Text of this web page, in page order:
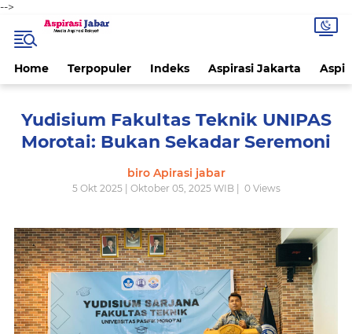
-->
Home Terpopuler Indeks Aspirasi Jakarta
Yudisium Fakultas Teknik UNIPAS
Morotai: Bukan Sekadar Seremoni
biro Apirasi jabar
5 Okt 2025 | Oktober 05, 2025 WIB | 0Views